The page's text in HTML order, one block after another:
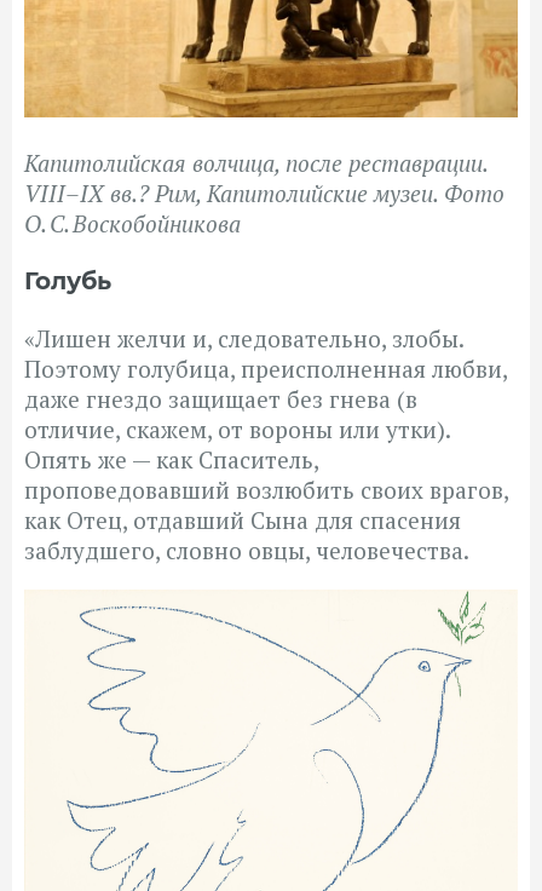
Капитолийская волчица, после реставрации.
VIII–IX вв.? Рим, Капитолийские музеи. Фото
О. С. Воскобойникова
Голубь
«Лишен желчи и, следовательно, злобы.
Поэтому голубица, преисполненная любви,
даже гнездо защищает без гнева (в
отличие, скажем, от вороны или утки).
Опять же — как Спаситель,
проповедовавший возлюбить своих врагов,
как Отец, отдавший Сына для спасения
заблудшего, словно овцы, человечества.